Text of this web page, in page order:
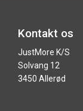
Kontakt os
JustMore K/S
Solvang 12
3450 Allerød